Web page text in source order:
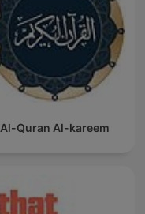
Al-Quran Al-kareem